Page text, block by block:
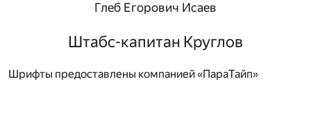
Глеб Егорович Исаев
Штабс-капитан Круглов
Шрифты предоставлены компанией «ПараТайп»